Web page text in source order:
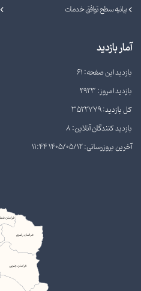
بیانیه سطح توافق خدمات
آمار بازدید
بازدید این صفحه: 61
بازدید امروز: 2923
کل بازدید: 3522779
بازدید کنندگان آنلاین: 8
آخرین بروزرسانی: 1405/05/12 11:44